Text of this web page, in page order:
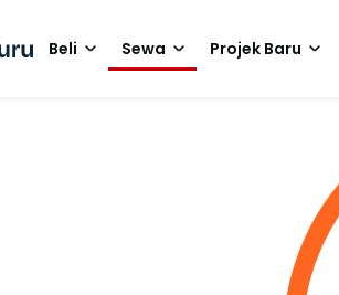
Beli Sewa Projek Baru